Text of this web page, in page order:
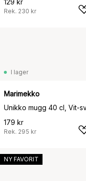
129 kr
Rek. 230 kr
I lager
Marimekko
Unikko mugg 40 cl, Vit-
179 kr
Rek. 295 kr
NY FAVORIT